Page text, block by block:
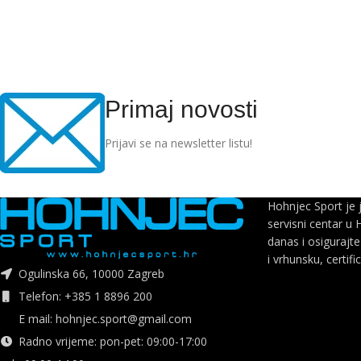
Primaj novosti
Prijavi se na newsletter listu!
Ogulinska 66, 10000 Zagreb
Telefon: +385 1 8896 200
E mail: hohnjec.sport@gmail.com
Radno vrijeme: pon-pet: 09:00-17:00
Hohnjec Sport je
servisni centar u
danas i
i vrhunsku,